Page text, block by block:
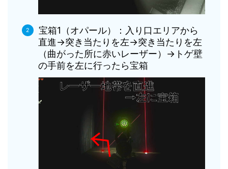
宝箱1（オパール）：入り口エリアから
直進→突き当たりを左→突き当たりを左
（曲がった所に赤いレーザー）→トゲ壁
の手前を左に行ったら宝箱